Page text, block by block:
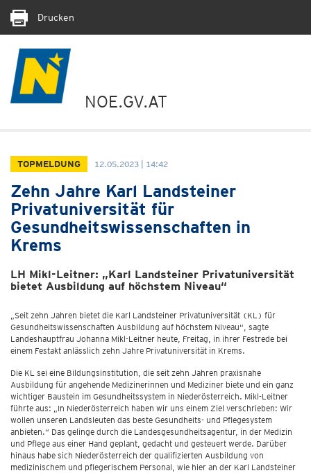
Drucken
NOE.GV.AT
TOPMELDUNG 12.05.2023 | 14:42
Zehn Jahre Karl Landsteiner
Privatuniversität für
Gesundheitswissenschaften in
Krems
LH Mikl-Leitner: „Karl Landsteiner Privatuniversität
bietet Ausbildung auf höchstem Niveau“
„Seit zehn Jahren bietet die Karl Landsteiner Privatuniversität (KL) für
Gesundheitswissenschaften Ausbildung auf höchstem Niveau“, sagte
Landeshauptfrau Johanna Mikl-Leitner heute, Freitag, in ihrer Festrede bei
einem Festakt anlässlich zehn Jahre Privatuniversität in Krems.
Die KL sei eine Bildungsinstitution, die seit zehn Jahren praxisnahe
Ausbildung für angehende Medizinerinnen und Mediziner biete und ein ganz
wichtiger Baustein im Gesundheitssystem in Niederösterreich. Mikl-Leitner
führte aus: „In Niederösterreich haben wir uns einem Ziel verschrieben: Wir
wollen unseren Landsleuten das beste Gesundheits- und Pflegesystem
anbieten.“ Das gelinge durch die Landesgesundheitsagentur, in der Medizin
und Pflege aus einer Hand geplant, gedacht und gesteuert werde. Darüber
hinaus habe sich Niederösterreich der qualifizierten Ausbildung von
medizinischem und pflegerischem Personal, wie hier an der Karl Landsteiner